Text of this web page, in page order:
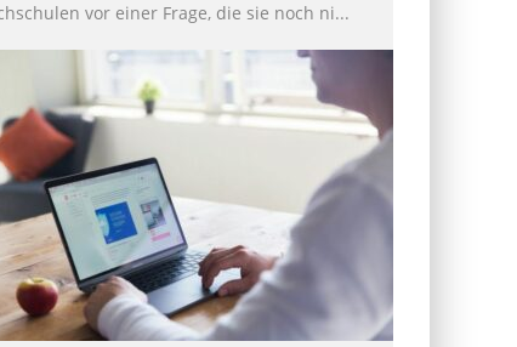
vor einer Frage, die sie noch ni...